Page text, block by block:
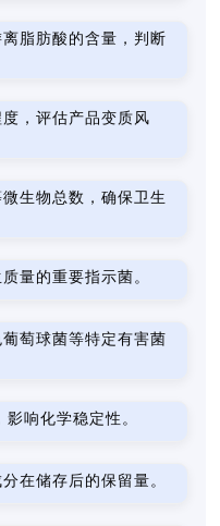
脂肪酸的含量，判断
，评估产品变质风
生物总数，确保卫生
量的重要指示菌。
萄球菌等特定有害菌
响化学稳定性。
在储存后的保留量。